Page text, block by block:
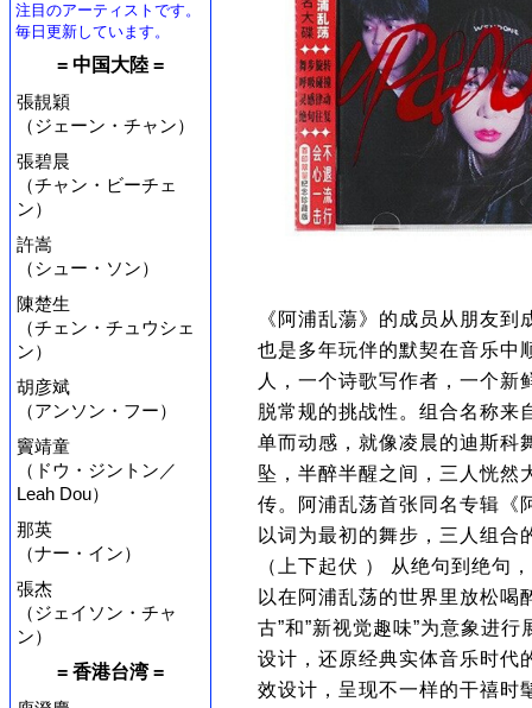
注目のアーティストです。
毎日更新しています。
= 中国大陸 =
張靚穎
（ジェーン・チャン）
張碧晨
（チャン・ビーチェ
ン）
許嵩
（シュー・ソン）
陳楚生
（チェン・チュウシェ
ン）
胡彦斌
（アンソン・フー）
竇靖童
（ドウ・ジントン／
Leah Dou）
那英
（ナー・イン）
張杰
（ジェイソン・チャ
ン）
= 香港台湾 =
《阿浦乱蕩》的成员从朋友
也是多年玩伴的默契在音乐中
人，一个诗歌写作者，一个新
脱常规的挑战性。组合名称来
单而动感，就像凌晨的迪斯科
坠，半醉半醒之间，三人恍然
传。阿浦乱荡首张同名专辑《
以词为最初的舞步，三人组合
（上下起伏 ） 从绝句到绝句
以在阿浦乱荡的世界里放松喝
古”和”新视觉趣味”为意象进
设计，还原经典实体音乐时代
效设计，呈现不一样的干禧时